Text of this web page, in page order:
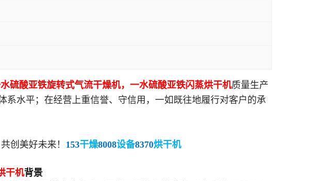
硫酸亚铁旋转式气流干燥机，一水硫酸亚铁闪蒸烘干机质量生产
水平；在经营上重信誉、守信用，一如既往地履行对客户的承
创美好未来！ 153干燥8008设备8370烘干机
干机背景